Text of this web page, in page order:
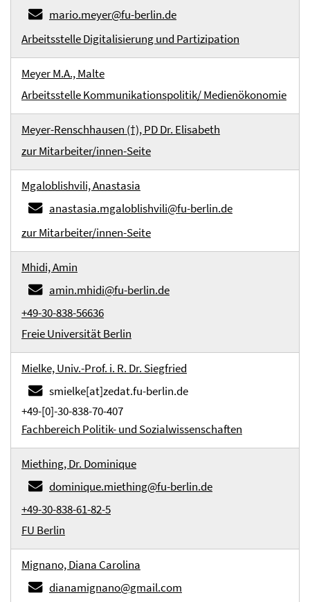
mario.meyer@fu-berlin.de
Arbeitsstelle Digitalisierung und Partizipation
Meyer M.A., Malte
Arbeitsstelle Kommunikationspolitik/ Medienökonomie
Meyer-Renschhausen (†), PD Dr. Elisabeth
zur Mitarbeiter/innen-Seite
Mgaloblishvili, Anastasia
anastasia.mgaloblishvili@fu-berlin.de
zur Mitarbeiter/innen-Seite
Mhidi, Amin
amin.mhidi@fu-berlin.de
+49-30-838-56636
Freie Universität Berlin
Mielke, Univ.-Prof. i. R. Dr. Siegfried
smielke[at]zedat.fu-berlin.de
+49-[0]-30-838-70-407
Fachbereich Politik- und Sozialwissenschaften
Miething, Dr. Dominique
dominique.miething@fu-berlin.de
+49-30-838-61-82-5
FU Berlin
Mignano, Diana Carolina
dianamignano@gmail.com